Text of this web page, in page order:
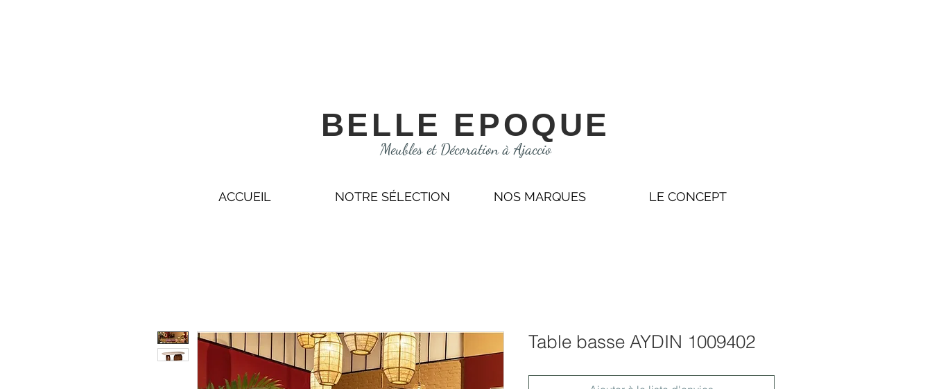
Table basse AYDIN 1009402
BELLE EPOQUE
ACCUEIL NOTRE SÉLECTION NOS MARQUES LE CONCEPT
Meubles et Décoration à Ajaccio